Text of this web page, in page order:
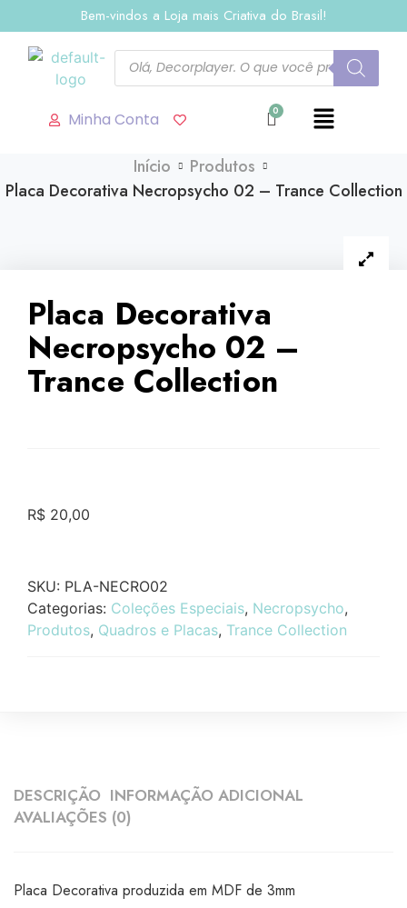
Bem-vindos a Loja mais Criativa do Brasil!
Minha Conta
Início
Produtos
Placa Decorativa Necropsycho 02 – Trance Collection
Placa Decorativa
Necropsycho 02 –
Trance Collection
R$ 20,00
SKU: PLA-NECRO02
Categorias: Coleções Especiais, Necropsycho,
Produtos, Quadros e Placas, Trance Collection
DESCRIÇÃO INFORMAÇÃO ADICIONAL
AVALIAÇÕES (0)
Placa Decorativa produzida em MDF de 3mm